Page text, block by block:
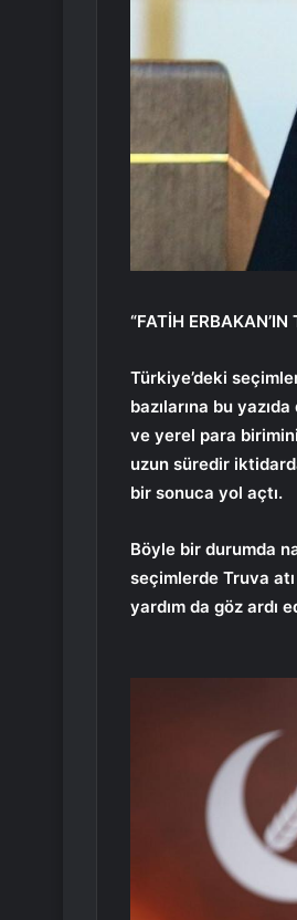
“FATİH
Türkiye’deki
bazılarına bu
ve yerel para
uzun süredir
bir sonuca yol açtı.
Böyle bir durumda
seçimlerde Truva
yardım da göz ardı